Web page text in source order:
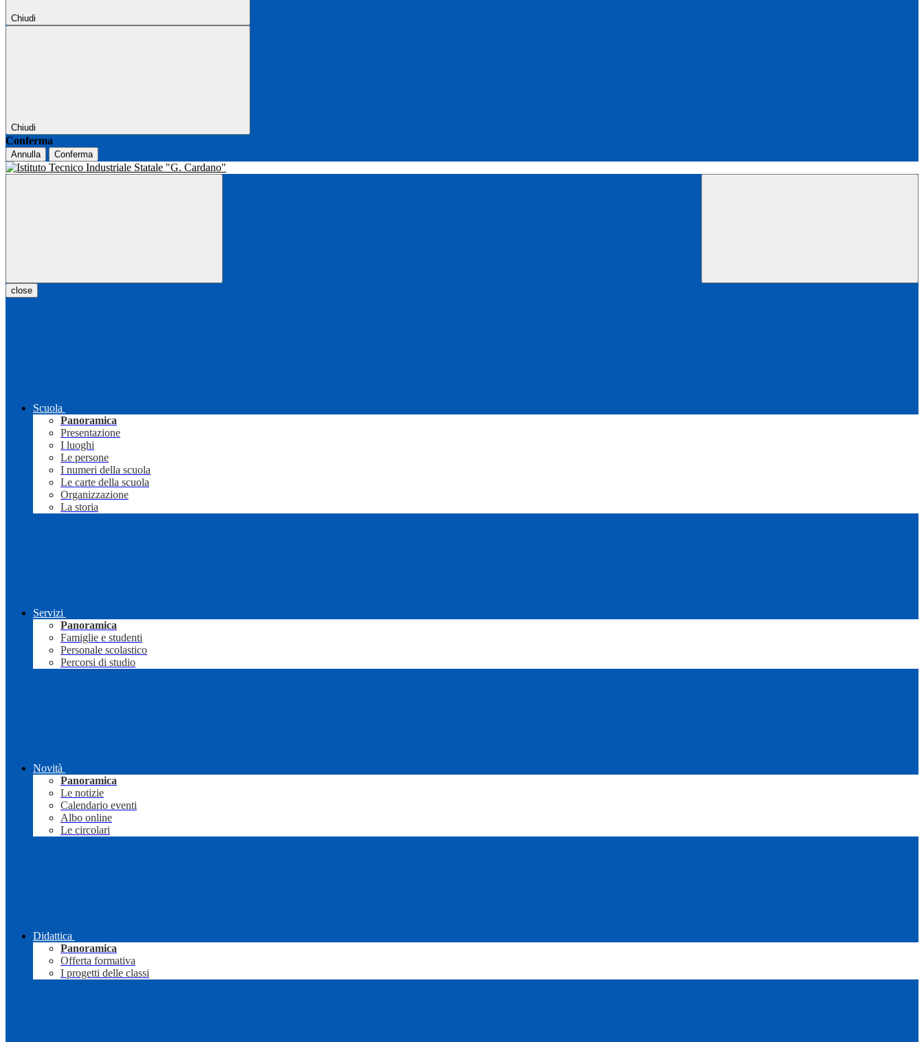
Chiudi
Chiudi
Conferma
Annulla Conferma
close
Scuola
Panoramica
Presentazione
I luoghi
Le persone
I numeri della scuola
Le carte della scuola
Organizzazione
La storia
Servizi
Panoramica
Famiglie e studenti
Personale scolastico
Percorsi di studio
Novità
Panoramica
Le notizie
Calendario eventi
Albo online
Le circolari
Didattica
Panoramica
Offerta formativa
I progetti delle classi